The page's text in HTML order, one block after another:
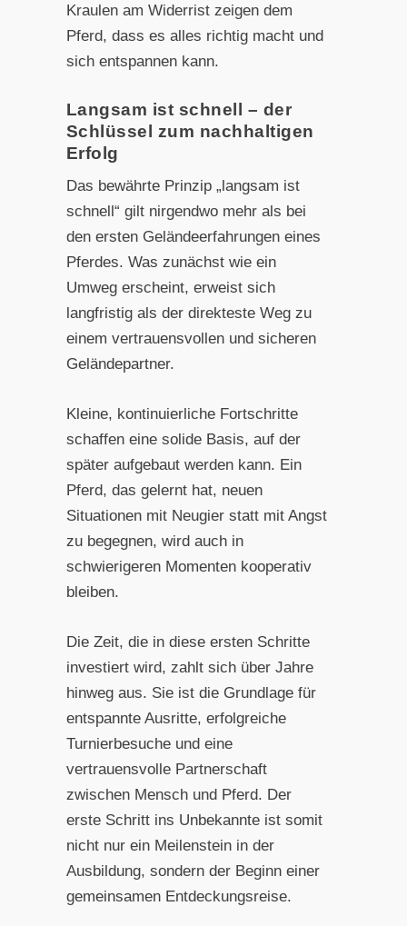
Kraulen am Widerrist zeigen dem
Pferd, dass es alles richtig macht und
sich entspannen kann.
Langsam ist schnell – der
Schlüssel zum nachhaltigen
Erfolg
Das bewährte Prinzip „langsam ist
schnell“ gilt nirgendwo mehr als bei
den ersten Geländeerfahrungen eines
Pferdes. Was zunächst wie ein
Umweg erscheint, erweist sich
langfristig als der direkteste Weg zu
einem vertrauensvollen und sicheren
Geländepartner.
Kleine, kontinuierliche Fortschritte
schaffen eine solide Basis, auf der
später aufgebaut werden kann. Ein
Pferd, das gelernt hat, neuen
Situationen mit Neugier statt mit Angst
zu begegnen, wird auch in
schwierigeren Momenten kooperativ
bleiben.
Die Zeit, die in diese ersten Schritte
investiert wird, zahlt sich über Jahre
hinweg aus. Sie ist die Grundlage für
entspannte Ausritte, erfolgreiche
Turnierbesuche und eine
vertrauensvolle Partnerschaft
zwischen Mensch und Pferd. Der
erste Schritt ins Unbekannte ist somit
nicht nur ein Meilenstein in der
Ausbildung, sondern der Beginn einer
gemeinsamen Entdeckungsreise.